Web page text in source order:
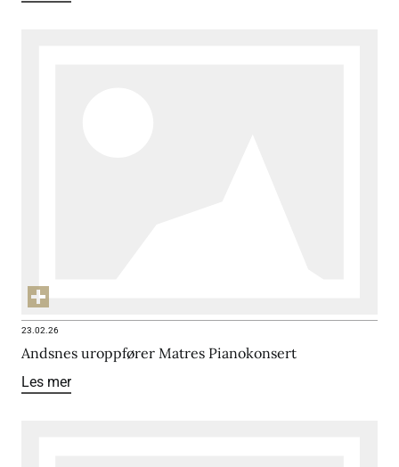
23.02.26
Andsnes uroppfører Matres Pianokonsert
Les mer